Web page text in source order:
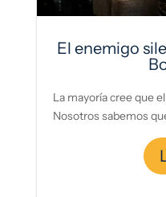
El enemigo
La mayoría cree que
Nosotros sabemos